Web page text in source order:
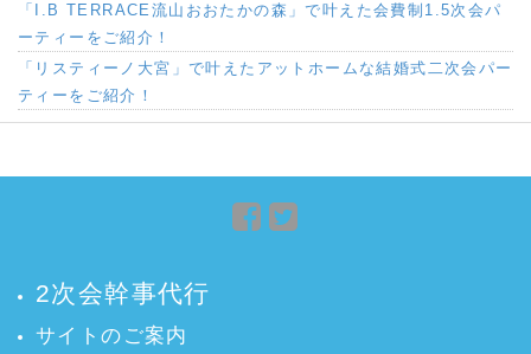
「I.B TERRACE流山おおたかの森」で叶えた会費制1.5次会パ
ーティーをご紹介！
「リスティーノ大宮」で叶えたアットホームな結婚式二次会パー
ティーをご紹介！
Facebook
2次会幹事代行
サイトのご案内